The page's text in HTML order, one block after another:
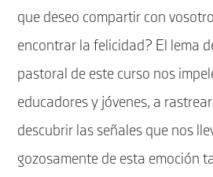
que deseo compartir con
encontrar la felicidad? El lema
pastoral de este curso nos
educadores y jóvenes, a
descubrir las señales que nos
gozosamente de esta emoción